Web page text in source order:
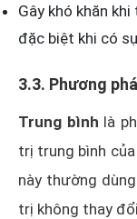
Gây khó khăn
đặc biệt khi có
3.3. Phương
Trung bình là
trị trung bình
này thường
trị không thay